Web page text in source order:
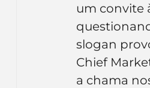
um convite
slogan
Chief
a chama